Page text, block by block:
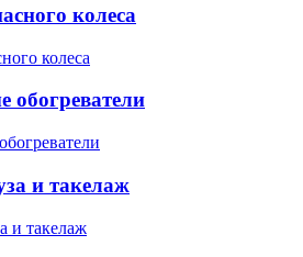
колеса
обогреватели
и такелаж